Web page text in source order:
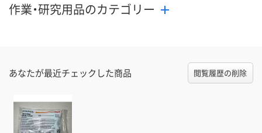
作業・研究用品のカテゴリー
あなたが最近チェックした商品 閲覧履歴の削除